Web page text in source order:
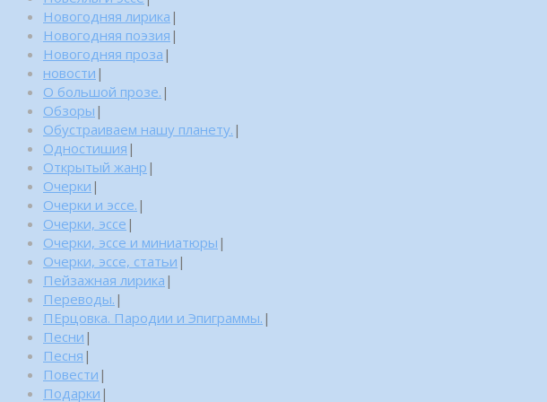
Новогодняя лирика |
Новогодняя поэзия |
Новогодняя проза |
новости |
О большой прозе. |
Обзоры |
Обустраиваем нашу планету. |
Одностишия |
Открытый жанр |
Очерки |
Очерки и эссе. |
Очерки, эссе |
Очерки, эссе и миниатюры |
Очерки, эссе, статьи |
Пейзажная лирика |
Переводы. |
ПЕрцовка. Пародии и Эпиграммы. |
Песни |
Песня |
Повести |
Подарки |